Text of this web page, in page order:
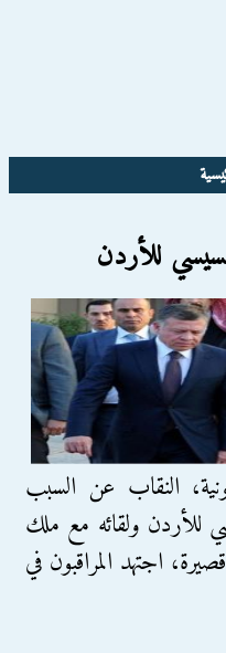
للأردن
النقاب عن السبب
للأردن ولقائه مع ملك
اجتهد المراقبون في